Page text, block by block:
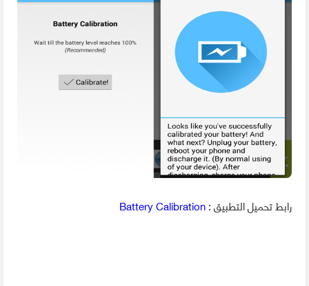
رابط تحميل التطبيق :Battery Calibration